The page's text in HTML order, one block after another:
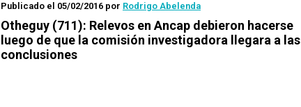
Publicado el 05/02/2016 por Rodrigo Abelenda
Otheguy (711): Relevos en Ancap debieron hacerse
luego de que la comisión investigadora llegara a las
conclusiones